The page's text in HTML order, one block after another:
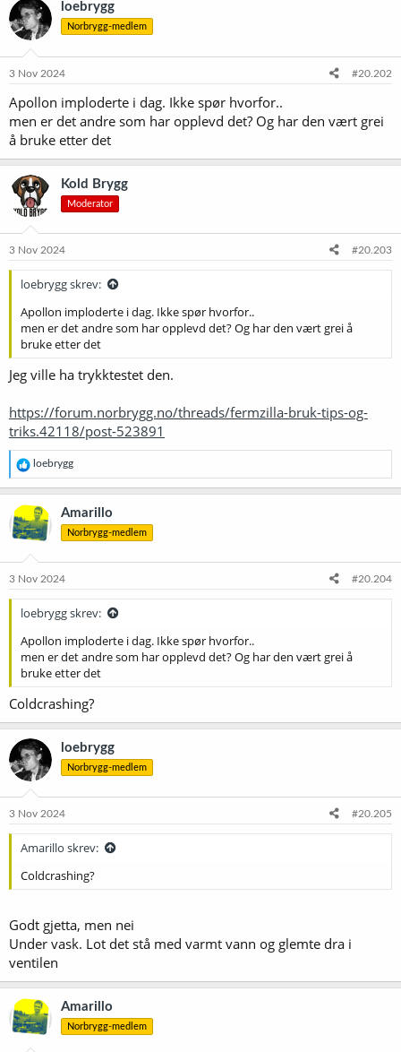
s
j
o
e
:
loebrygg
Norbrygg-medlem
3 Nov 2024 #20.202
Apollon imploderte i dag. Ikke spør hvorfor..
men er det andre som har opplevd det? Og har den vært grei
å bruke etter det
Kold Brygg
Moderator
3 Nov 2024 #20.203
loebrygg skrev:
Apollon imploderte i dag. Ikke spør hvorfor..
men er det andre som har opplevd det? Og har den vært grei å
bruke etter det
Jeg ville ha trykktestet den.
https://forum.norbrygg.no/threads/fermzilla-bruk-tips-og-
triks.42118/post-523891
R
e
a
k
s
j
e
loebrygg
Amarillo
Norbrygg-medlem
3 Nov 2024 #20.204
loebrygg skrev:
Apollon imploderte i dag. Ikke spør hvorfor..
men er det andre som har opplevd det? Og har den vært grei å
bruke etter det
Coldcrashing?
loebrygg
Norbrygg-medlem
3 Nov 2024 #20.205
Amarillo skrev:
Coldcrashing?
Godt gjetta, men nei
Under vask. Lot det stå med varmt vann og glemte dra i
ventilen
Amarillo
Norbrygg-medlem